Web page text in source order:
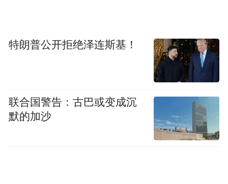
散热方面红魔延续了自身的技术优势，全系
搭载 ICE 魔冷风水双冷散热系统，主动散热
风扇驭风 4.0 转速可达 24000r/min，配备 43
片超薄飓风扇，风噪控制在 30dB 以内，还
支持 IPX8 防水。红魔 11S Pro + 在此基础上
升级了脉动水冷引擎，采用 AI 服务器同款氟
特朗普公开拒绝泽连斯基！
联合国警告：古巴或变成沉
默的加沙